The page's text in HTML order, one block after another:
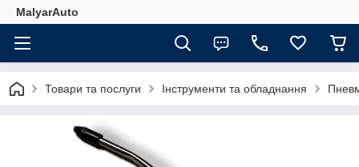
MalyarAuto
Товари та послуги Інструменти та обладнання